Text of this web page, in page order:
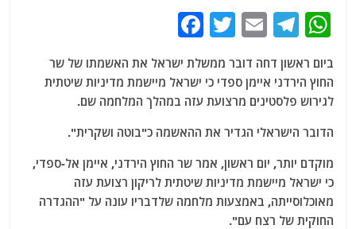
W
at
s
A
p
p
T
e
g
ra
m
E
ai
l
T
w
itt
er
c
e
b
o
o
k
ביום ראשון דחה דובר ממשלת ישראל את האשמתו של שר
החוץ הירדני איימן ספדי כי ישראל מיישמת מדיניות שיטתית
לגירוש פלסטינים מרצועת עזה במהלך המלחמה שם.
הדובר הישראלי הגדיר את ההאשמה כ"בוטה ושקרית".
מוקדם יותר, יום ראשון, אמר שר החוץ הירדני, איימן אל-ספדי,
כי ישראל מיישמת מדיניות שיטתית לריקון רצועת עזה
מאוכלוסייתה, באמצעות מלחמה שלדבריו עונה על "ההגדרה
החוקית של רצח עם".